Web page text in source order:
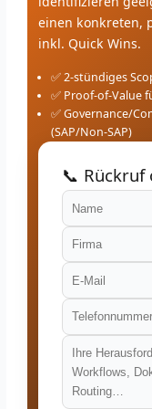
einen konkreten,
inkl. Quick Wins.
✅ 2-stündiges
✅ Proof-of-Value
✅ Governance/
(SAP/Non-SAP)
📞 Rückruf